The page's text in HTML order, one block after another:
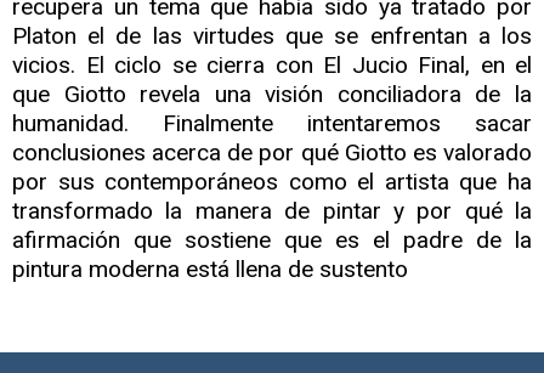
recupera un tema que había sido ya tratado por
Platon el de las virtudes que se enfrentan a los
vicios. El ciclo se cierra con El Jucio Final, en el
que Giotto revela una visión conciliadora de la
humanidad. Finalmente intentaremos sacar
conclusiones acerca de por qué Giotto es valorado
por sus contemporáneos como el artista que ha
transformado la manera de pintar y por qué la
afirmación que sostiene que es el padre de la
pintura moderna está llena de sustento